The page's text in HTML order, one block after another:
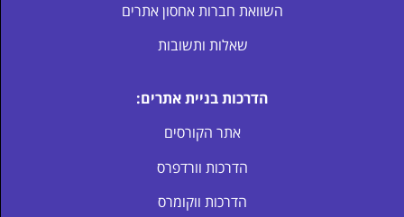
השוואת חברות אחסון אתרים
שאלות ותשובות
הדרכות בניית אתרים:
אתר הקורסים
הדרכות וורדפרס
הדרכות ווקומרס